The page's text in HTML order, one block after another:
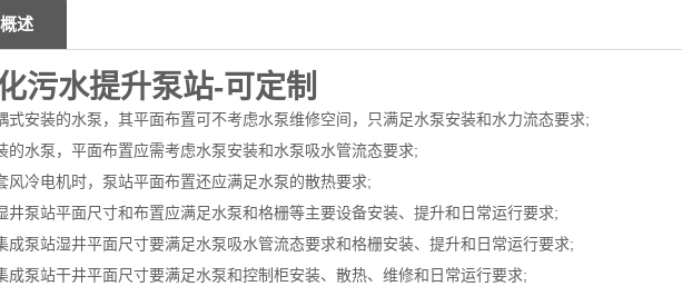
述
污水提升泵站-可定制
式安装的水泵，其平面布置可不考虑水泵维修空间，只满足水泵安装和水力流态要求;
的水泵，平面布置应需考虑水泵安装和水泵吸水管流态要求;
风冷电机时，泵站平面布置还应满足水泵的散热要求;
井泵站平面尺寸和布置应满足水泵和格栅等主要设备安装、提升和日常运行要求;
成泵站湿井平面尺寸要满足水泵吸水管流态要求和格栅安装、提升和日常运行要求;
成泵站干井平面尺寸要满足水泵和控制柜安装、散热、维修和日常运行要求;